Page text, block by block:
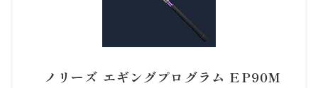
ノリーズ エギングプログラム EP90M